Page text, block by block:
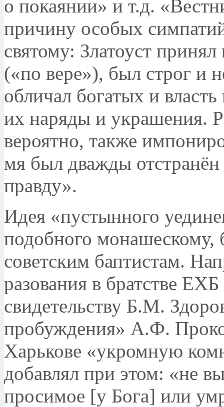
о покаянии» и т.д.
причину осо­бых
святому: Златоуст
(«по вере»), был строг и
обличал бо­гатых и
их наряды и украшения.
вероятно, также
мя был дважды отстранён
правду».
Идея «пустынного
подобного
советским баптистам.
разования в братстве
свидетельству Б.М.
пробуж­дения» А.Ф.
Харькове «укромную
добавлял при этом: «не
просимое [у Бога] или